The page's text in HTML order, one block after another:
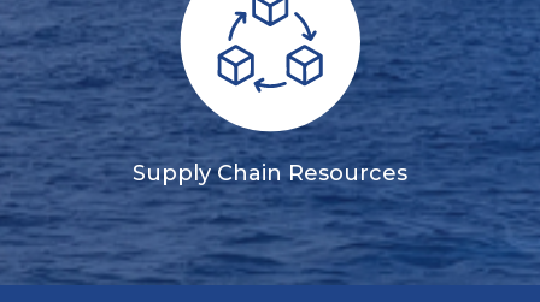
Supply Chain Resources